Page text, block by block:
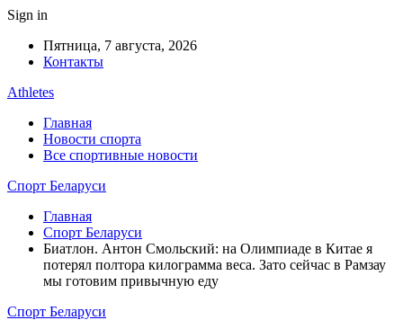
Sign in
Пятница, 7 августа, 2026
Контакты
Athletes
Главная
Новости спорта
Все спортивные новости
Спорт Беларуси
Главная
Спорт Беларуси
Биатлон. Антон Смольский: на Олимпиаде в Китае я
потерял полтора килограмма веса. Зато сейчас в Рамзау
мы готовим привычную еду
Спорт Беларуси